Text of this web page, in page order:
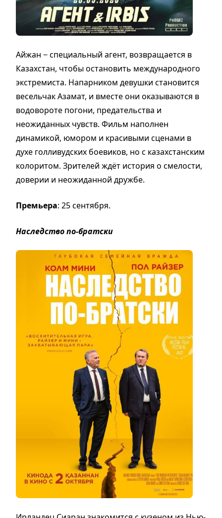
Айжан − специальный агент, возвращается в
Казахстан, чтобы остановить международного
экстремиста. Напарником девушки становится
весельчак Азамат, и вместе они оказываются в
водовороте погони, предательства и
неожиданных чувств. Фильм наполнен
динамикой, юмором и красивыми сценами в
духе голливудских боевиков, но с казахстанским
колоритом. Зрителей ждёт история о смелости,
доверии и неожиданной дружбе.
Премьера: 25 сентября.
Наследство по-братски